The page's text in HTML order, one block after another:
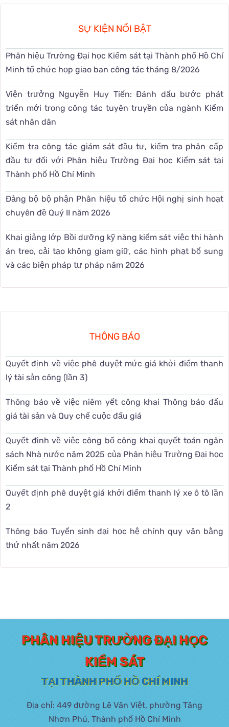
SỰ KIỆN NỔI BẬT
Phân hiệu Trường Đại học Kiểm sát tại Thành phố Hồ Chí
Minh tổ chức họp giao ban công tác tháng 8/2026
Viện trưởng Nguyễn Huy Tiến: Đánh dấu bước phát
triển mới trong công tác tuyên truyền của ngành Kiểm
sát nhân dân
Kiểm tra công tác giám sát đầu tư, kiểm tra phân cấp
đầu tư đối với Phân hiệu Trường Đại học Kiểm sát tại
Thành phố Hồ Chí Minh
Đảng bộ bộ phận Phân hiệu tổ chức Hội nghị sinh hoạt
chuyên đề Quý II năm 2026
Khai giảng lớp Bồi dưỡng kỹ năng kiểm sát việc thi hành
án treo, cải tạo không giam giữ, các hình phạt bổ sung
và các biện pháp tư pháp năm 2026
THÔNG BÁO
Quyết định về việc phê duyệt mức giá khởi điểm thanh
lý tài sản công (lần 3)
Thông báo về việc niêm yết công khai Thông báo đấu
giá tài sản và Quy chế cuộc đấu giá
Quyết định về việc công bố công khai quyết toán ngân
sách Nhà nước năm 2025 của Phân hiệu Trường Đại học
Kiểm sát tại Thành phố Hồ Chí Minh
Quyết định phê duyệt giá khởi điểm thanh lý xe ô tô lần
2
Thông báo Tuyển sinh đại học hệ chính quy văn bằng
thứ nhất năm 2026
PHÂN HIỆU TRƯỜNG ĐẠI HỌC
KIỂM SÁT
TẠI THÀNH PHỐ HỒ CHÍ MINH
Địa chỉ: 449 đường Lê Văn Việt, phường Tăng
Nhơn Phú, Thành phố Hồ Chí Minh